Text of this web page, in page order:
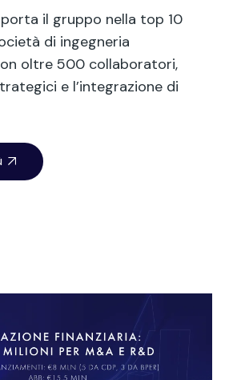
porta il gruppo nella top 10
di ingegneria
oltre 500 collaboratori,
e l’integrazione di